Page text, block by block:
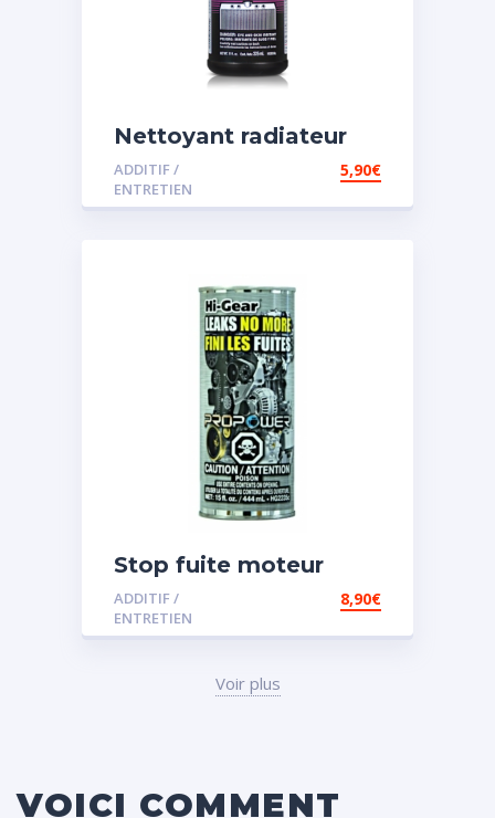
Nettoyant radiateur
ADDITIF /
ENTRETIEN
5,90€
Stop fuite moteur
ADDITIF /
ENTRETIEN
8,90€
Voir plus
VOICI COMMENT